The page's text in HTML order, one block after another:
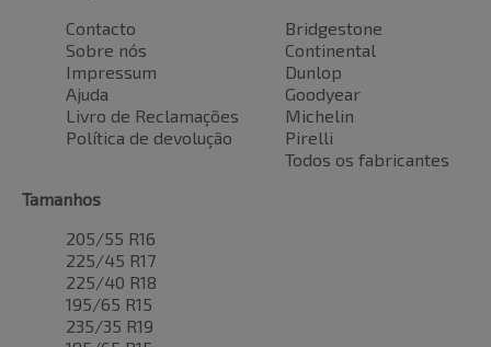
Contacto
Sobre nós
Impressum
Ajuda
Livro de Reclamações
Política de devolução
Bridgestone
Continental
Dunlop
Goodyear
Michelin
Pirelli
Todos os fabricantes
Tamanhos
205/55 R16
225/45 R17
225/40 R18
195/65 R15
235/35 R19